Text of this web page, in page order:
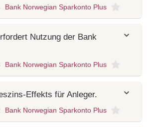
Bank Norwegian Sparkonto Plus
Nutzung der Bank
Bank Norwegian Sparkonto Plus
Effekts für Anleger.
Bank Norwegian Sparkonto Plus